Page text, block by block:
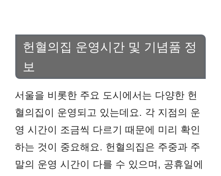
헌혈의집 운영시간 및 기념품 정
보
서울을 비롯한 주요 도시에서는 다양한 헌
혈의집이 운영되고 있는데요. 각 지점의 운
영 시간이 조금씩 다르기 때문에 미리 확인
하는 것이 중요해요. 헌혈의집은 주중과 주
말의 운영 시간이 다를 수 있으며, 공휴일에